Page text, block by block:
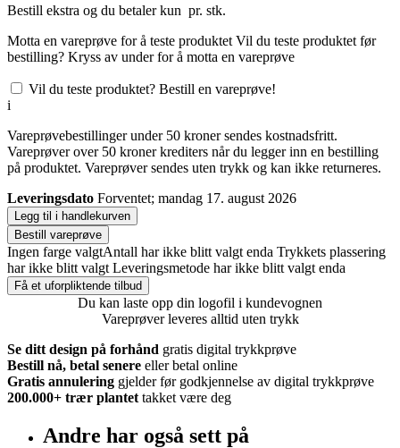
Bestill ekstra og du betaler kun pr. stk.
Motta en vareprøve for å teste produktet Vil du teste produktet før
bestilling? Kryss av under for å motta en vareprøve
Vil du teste produktet? Bestill en vareprøve!
i
Vareprøvebestillinger under 50 kroner sendes kostnadsfritt.
Vareprøver over 50 kroner krediters når du legger inn en bestilling
på produktet. Vareprøver sendes uten trykk og kan ikke returneres.
Leveringsdato Forventet; mandag 17. august 2026
Legg til i handlekurven
Bestill vareprøve
Ingen farge valgtAntall har ikke blitt valgt enda Trykkets plassering
har ikke blitt valgt Leveringsmetode har ikke blitt valgt enda
Få et uforpliktende tilbud
Du kan laste opp din logofil i kundevognen
Vareprøver leveres alltid uten trykk
Se ditt design på forhånd gratis digital trykkprøve
Bestill nå, betal senere eller betal online
Gratis annulering gjelder før godkjennelse av digital trykkprøve
200.000+ trær plantet takket være deg
Andre har også sett på